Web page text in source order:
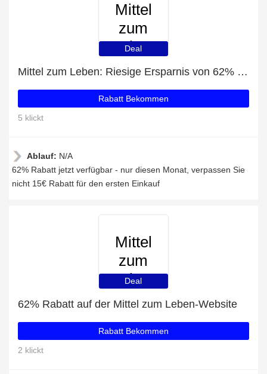
Mittel
zum
Leben
Deal
Mittel zum Leben: Riesige Ersparnis von 62% Rabatt auf die gesamte Seite
Rabatt Bekommen
5 klickt
Ablauf: N/A
62% Rabatt jetzt verfügbar - nur diesen Monat, verpassen Sie
nicht 15€ Rabatt für den ersten Einkauf
Mittel
zum
Leben
Deal
62% Rabatt auf der Mittel zum Leben-Website
Rabatt Bekommen
2 klickt